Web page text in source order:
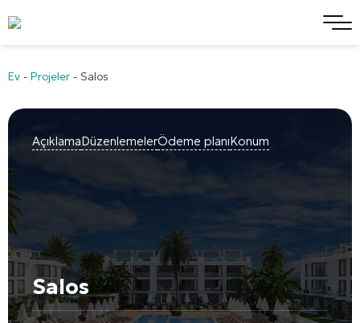
Ev - Projeler - Salos
AçıklamaDüzenlemelerÖdeme planıKonum
Salos